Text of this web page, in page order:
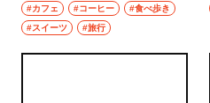
#カフェ
#コーヒー
#食べ歩き
#スイーツ
#旅行